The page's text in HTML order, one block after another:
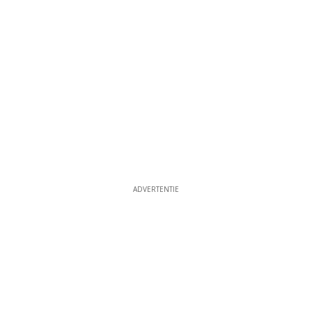
ADVERTENTIE